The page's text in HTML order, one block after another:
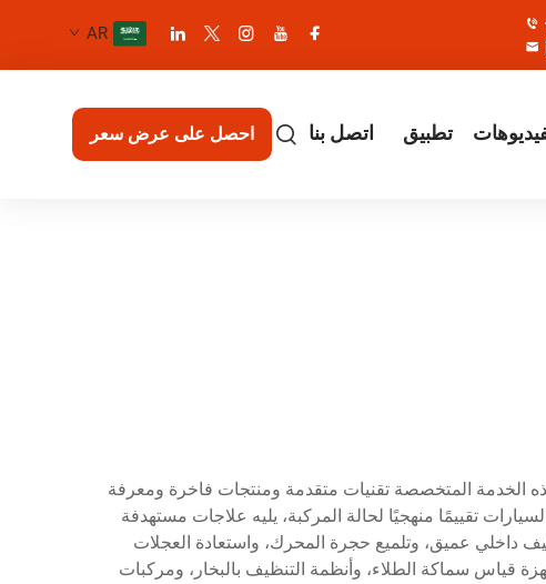
AR
تطبيق اتصل بنا احصل على عرض سعر
هذه الخدمة المتخصصة تقنيات متقدمة ومنتجات فاخرة ومعرفة
تقييمًا منهجيًا لحالة المركبة، يليه علاجات مستهدفة
داخلي عميق، وتلميع حجرة المحرك، واستعادة العجلات
قياس سماكة الطلاء، وأنظمة التنظيف بالبخار، ومركبات